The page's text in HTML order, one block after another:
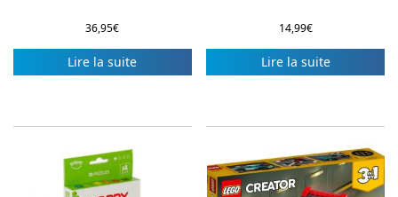
36,95€
Lire la suite
14,99€
Lire la suite